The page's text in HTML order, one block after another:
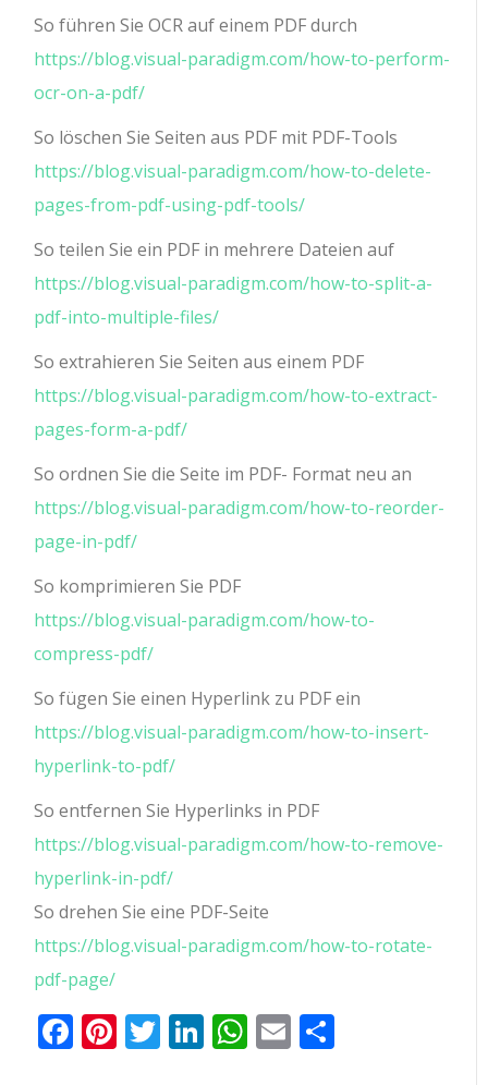
So führen Sie OCR auf einem PDF durch
https://blog.visual-paradigm.com/how-to-perform-
ocr-on-a-pdf/
So löschen Sie Seiten aus PDF mit PDF-Tools
https://blog.visual-paradigm.com/how-to-delete-
pages-from-pdf-using-pdf-tools/
So teilen Sie ein PDF in mehrere Dateien auf
https://blog.visual-paradigm.com/how-to-split-a-
pdf-into-multiple-files/
So extrahieren Sie Seiten aus einem PDF
https://blog.visual-paradigm.com/how-to-extract-
pages-form-a-pdf/
So ordnen Sie die Seite im PDF- Format neu an
https://blog.visual-paradigm.com/how-to-reorder-
page-in-pdf/
So komprimieren Sie PDF
https://blog.visual-paradigm.com/how-to-
compress-pdf/
So fügen Sie einen Hyperlink zu PDF ein
https://blog.visual-paradigm.com/how-to-insert-
hyperlink-to-pdf/
So entfernen Sie Hyperlinks in PDF
https://blog.visual-paradigm.com/how-to-remove-
hyperlink-in-pdf/
So drehen Sie eine PDF-Seite
https://blog.visual-paradigm.com/how-to-rotate-
pdf-page/
Facebook
Pinterest
Twitter
LinkedIn
WhatsApp
Email